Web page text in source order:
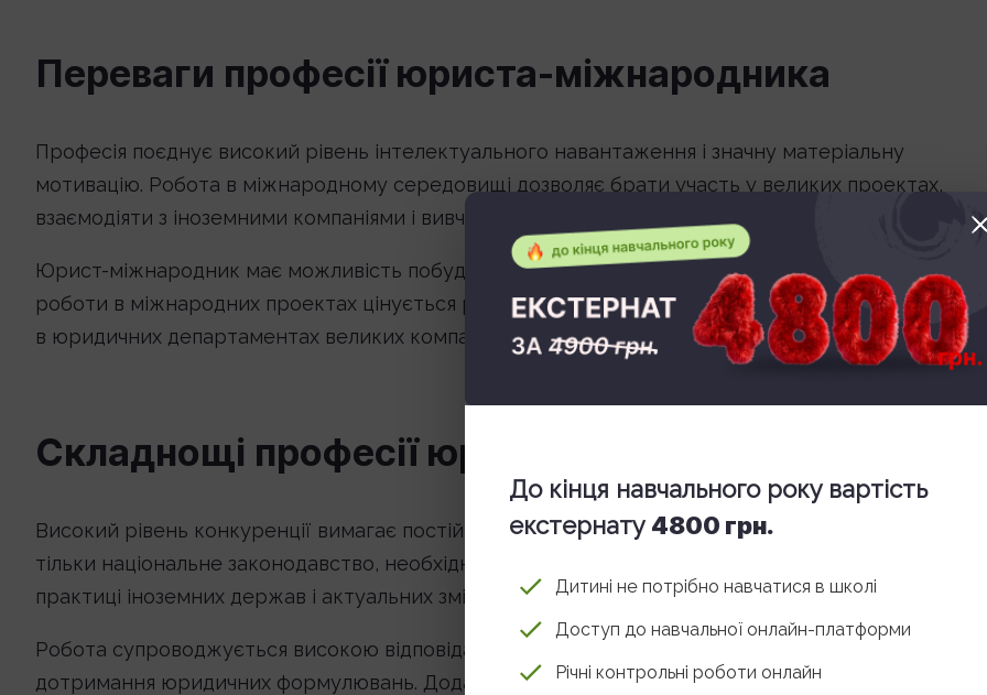
До кінця навчального року вартість
екстернату 4800 грн.
Дитині не потрібно навчатися в школі
Доступ до навчальної онлайн-платформи
Річні контрольні роботи онлайн
Переваги професії юриста-міжнародника
Професія поєднує високий рівень інтелектуального навантаження і значну матеріальну
мотивацію. Робота в міжнародному середовищі дозволяє брати участь у великих проектах,
взаємодіяти з іноземними компаніями і вивчати особливості різних правових систем.
Юрист-міжнародник має можливість побудувати кар’єру як в Україні, так і за її межами. Досвід
роботи в міжнародних проектах цінується роботодавцями і відкриває доступ до керівних
в юридичних департаментах великих компаній.
Складнощі професії юриста-міжнародника
Високий рівень конкуренції вимагає постійного професійного зростання. Недостатньо знати
тільки національне законодавство, необхідно орієнтуватися в міжнародних договорах, судовій
практиці іноземних держав і актуальних змінах у глобальному регулюванні.
Робота супроводжується високою відповідальністю, суворими термінами і необхідністю
дотримання юридичних формулювань. Додатковою складністю є різниця в правових системах і